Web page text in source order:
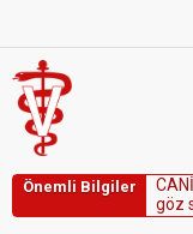
Önemli Bilgiler CANİ
göz
kara